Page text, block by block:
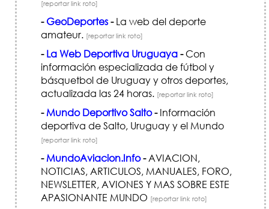
[reportar link roto]
- GeoDeportes-La web del deporte
amateur. [reportar link roto]
- La Web Deportiva Uruguaya-Con
información especializada de fútbol y
básquetbol de Uruguay y otros deportes,
actualizada las 24 horas. [reportar link roto]
- Mundo Deportivo Salto-Información
deportiva de Salto, Uruguay y el Mundo
[reportar link roto]
- MundoAviacion.Info-AVIACION,
NOTICIAS, ARTICULOS, MANUALES, FORO,
NEWSLETTER, AVIONES Y MAS SOBRE ESTE
APASIONANTE MUNDO [reportar link roto]